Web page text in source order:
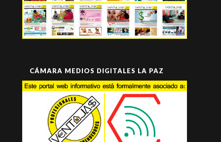
CÁMARA MEDIOS DIGITALES LA PAZ